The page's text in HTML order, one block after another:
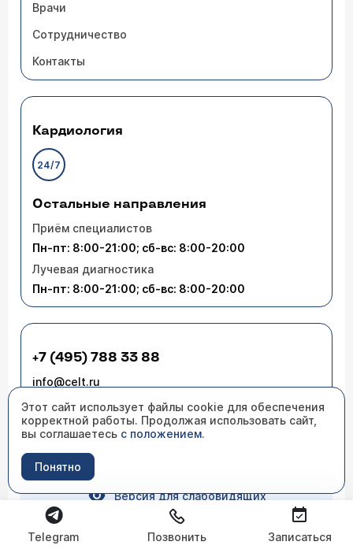
Врачи
Сотрудничество
Контакты
Кардиология
24/7
Остальные направления
Приём специалистов
Пн-пт: 8:00-21:00; сб-вс: 8:00-20:00
Лучевая диагностика
Пн-пт: 8:00-21:00; сб-вс: 8:00-20:00
+7 (495) 788 33 88
info@celt.ru
Сотрудничество для партнеров
Версия для слабовидящих
Этот сайт использует файлы cookie для обеспечения
корректной работы. Продолжая использовать сайт,
вы соглашаетесь с положением.
Понятно
Telegram Позвонить Записаться